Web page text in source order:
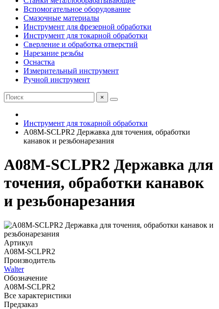
Вспомогательное оборудование
Смазочные материалы
Инструмент для фрезерной обработки
Инструмент для токарной обработки
Сверление и обработка отверстий
Нарезание резьбы
Оснастка
Измерительный инструмент
Ручной инструмент
×
Инструмент для токарной обработки
A08M-SCLPR2 Державка для точения, обработки
канавок и резьбонарезания
A08M-SCLPR2 Державка для
точения, обработки канавок
и резьбонарезания
Артикул
A08M-SCLPR2
Производитель
Walter
Обозначение
A08M-SCLPR2
Все характеристики
Предзаказ